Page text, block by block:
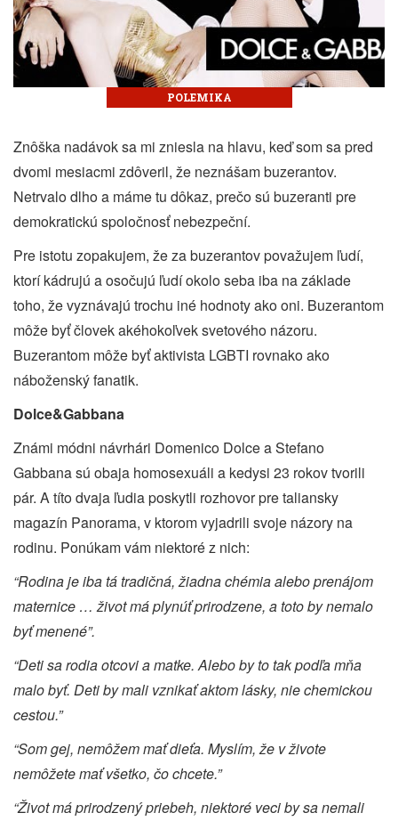
POLEMIKA
Znôška nadávok sa mi zniesla na hlavu, keď som sa pred
dvomi mesiacmi zdôveril, že neznášam buzerantov.
Netrvalo dlho a máme tu dôkaz, prečo sú buzeranti pre
demokratickú spoločnosť nebezpeční.
Pre istotu zopakujem, že za buzerantov považujem ľudí,
ktorí kádrujú a osočujú ľudí okolo seba iba na základe
toho, že vyznávajú trochu iné hodnoty ako oni. Buzerantom
môže byť človek akéhokoľvek svetového názoru.
Buzerantom môže byť aktivista LGBTI rovnako ako
náboženský fanatik.
Dolce&Gabbana
Známi módni návrhári Domenico Dolce a Stefano
Gabbana sú obaja homosexuáli a kedysi 23 rokov tvorili
pár. A títo dvaja ľudia poskytli rozhovor pre taliansky
magazín Panorama, v ktorom vyjadrili svoje názory na
rodinu. Ponúkam vám niektoré z nich:
“Rodina je iba tá tradičná, žiadna chémia alebo prenájom
maternice … život má plynúť prirodzene, a toto by nemalo
byť menené”.
“Deti sa rodia otcovi a matke. Alebo by to tak podľa mňa
malo byť. Deti by mali vznikať aktom lásky, nie chemickou
cestou.”
“Som gej, nemôžem mať dieťa. Myslím, že v živote
nemôžete mať všetko, čo chcete.”
“Život má prirodzený priebeh, niektoré veci by sa nemali